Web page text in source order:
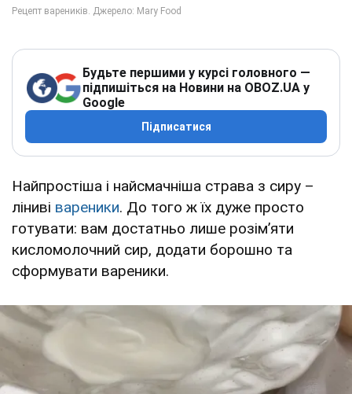
Будьте першими у курсі головного —
підпишіться на Новини на OBOZ.UA у
Google
Підписатися
Найпростіша і найсмачніша страва з сиру –
ліниві вареники. До того ж їх дуже просто
готувати: вам достатньо лише розім’яти
кисломолочний сир, додати борошно та
сформувати вареники.